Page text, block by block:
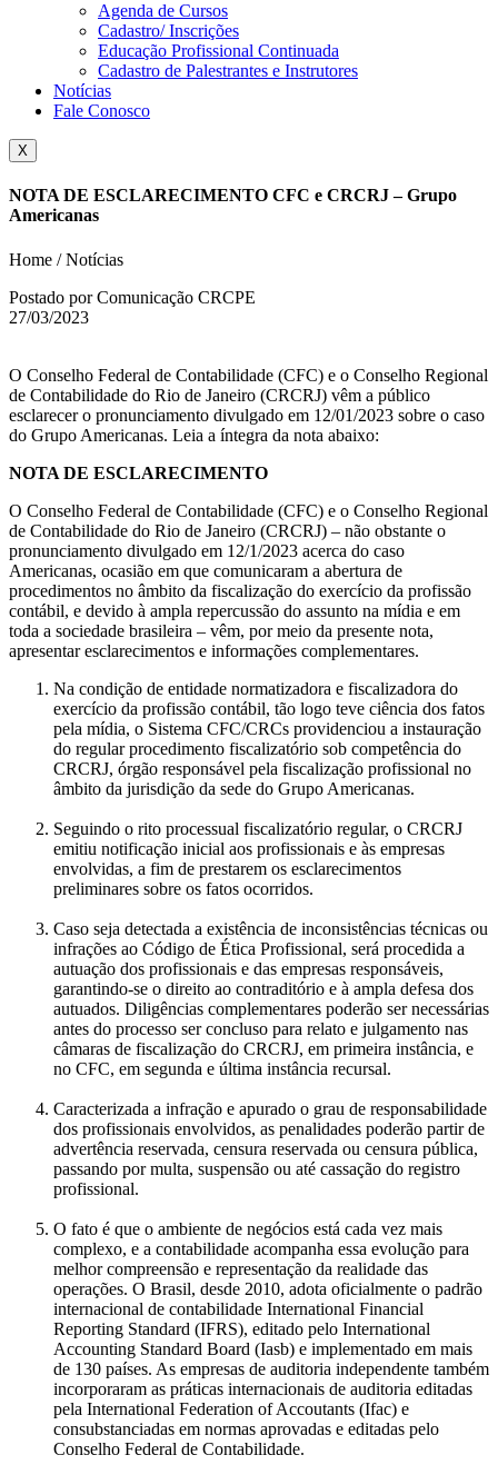
Agenda de Cursos
Cadastro/ Inscrições
Educação Profissional Continuada
Cadastro de Palestrantes e Instrutores
Notícias
Fale Conosco
X
NOTA DE ESCLARECIMENTO CFC e CRCRJ – Grupo
Americanas
Home / Notícias
Postado por Comunicação CRCPE
27/03/2023
O Conselho Federal de Contabilidade (CFC) e o Conselho Regional
de Contabilidade do Rio de Janeiro (CRCRJ) vêm a público
esclarecer o pronunciamento divulgado em 12/01/2023 sobre o caso
do Grupo Americanas. Leia a íntegra da nota abaixo:
NOTA DE ESCLARECIMENTO
O Conselho Federal de Contabilidade (CFC) e o Conselho Regional
de Contabilidade do Rio de Janeiro (CRCRJ) – não obstante o
pronunciamento divulgado em 12/1/2023 acerca do caso
Americanas, ocasião em que comunicaram a abertura de
procedimentos no âmbito da fiscalização do exercício da profissão
contábil, e devido à ampla repercussão do assunto na mídia e em
toda a sociedade brasileira – vêm, por meio da presente nota,
apresentar esclarecimentos e informações complementares.
Na condição de entidade normatizadora e fiscalizadora do
exercício da profissão contábil, tão logo teve ciência dos fatos
pela mídia, o Sistema CFC/CRCs providenciou a instauração
do regular procedimento fiscalizatório sob competência do
CRCRJ, órgão responsável pela fiscalização profissional no
âmbito da jurisdição da sede do Grupo Americanas.
Seguindo o rito processual fiscalizatório regular, o CRCRJ
emitiu notificação inicial aos profissionais e às empresas
envolvidas, a fim de prestarem os esclarecimentos
preliminares sobre os fatos ocorridos.
Caso seja detectada a existência de inconsistências técnicas ou
infrações ao Código de Ética Profissional, será procedida a
autuação dos profissionais e das empresas responsáveis,
garantindo-se o direito ao contraditório e à ampla defesa dos
autuados. Diligências complementares poderão ser necessárias
antes do processo ser concluso para relato e julgamento nas
câmaras de fiscalização do CRCRJ, em primeira instância, e
no CFC, em segunda e última instância recursal.
Caracterizada a infração e apurado o grau de responsabilidade
dos profissionais envolvidos, as penalidades poderão partir de
advertência reservada, censura reservada ou censura pública,
passando por multa, suspensão ou até cassação do registro
profissional.
O fato é que o ambiente de negócios está cada vez mais
complexo, e a contabilidade acompanha essa evolução para
melhor compreensão e representação da realidade das
operações. O Brasil, desde 2010, adota oficialmente o padrão
internacional de contabilidade International Financial
Reporting Standard (IFRS), editado pelo International
Accounting Standard Board (Iasb) e implementado em mais
de 130 países. As empresas de auditoria independente também
incorporaram as práticas internacionais de auditoria editadas
pela International Federation of Accoutants (Ifac) e
consubstanciadas em normas aprovadas e editadas pelo
Conselho Federal de Contabilidade.